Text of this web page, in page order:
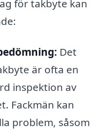
för takbyte kan
Det
är ofta en
inspektion av
Fackmän kan
problem, såsom